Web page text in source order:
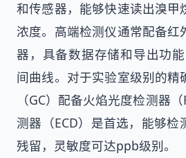
和传感器，能够快速读出溴甲
浓度。高端检测仪通常配备红
器，具备数据存储和导出功
间曲线。对于实验室级别的精
（GC）配备火焰光度检测器
测器（ECD）是首选，能够检
残留，灵敏度可达ppb级别。